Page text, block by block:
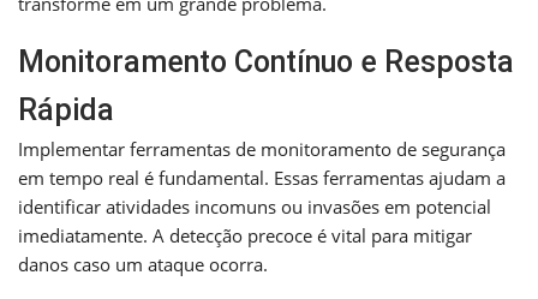
Monitoramento Contínuo e Resposta
Rápida
Implementar ferramentas de monitoramento de segurança
em tempo real é fundamental. Essas ferramentas ajudam a
identificar atividades incomuns ou invasões em potencial
imediatamente. A detecção precoce é vital para mitigar
danos caso um ataque ocorra.